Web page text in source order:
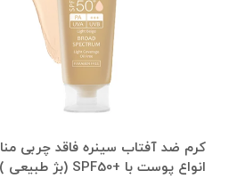
کرم ضد آفتاب سینره فاقد چربی
انواع پوست با +SPF50 (بژ طبیعی )